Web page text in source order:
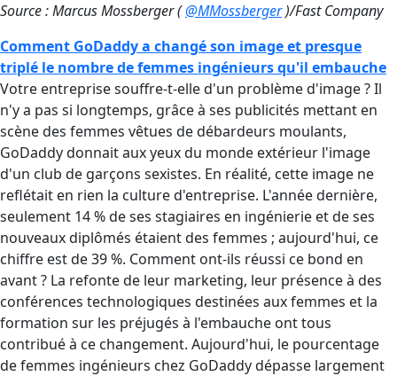
Source : Marcus Mossberger (@MMossberger)/Fast Company
Comment GoDaddy a changé son image et presque
triplé le nombre de femmes ingénieurs qu'il embauche
Votre entreprise souffre-t-elle d'un problème d'image ? Il
n'y a pas si longtemps, grâce à ses publicités mettant en
scène des femmes vêtues de débardeurs moulants,
GoDaddy donnait aux yeux du monde extérieur l'image
d'un club de garçons sexistes. En réalité, cette image ne
reflétait en rien la culture d'entreprise. L'année dernière,
seulement 14 % de ses stagiaires en ingénierie et de ses
nouveaux diplômés étaient des femmes ; aujourd'hui, ce
chiffre est de 39 %. Comment ont-ils réussi ce bond en
avant ? La refonte de leur marketing, leur présence à des
conférences technologiques destinées aux femmes et la
formation sur les préjugés à l'embauche ont tous
contribué à ce changement. Aujourd'hui, le pourcentage
de femmes ingénieurs chez GoDaddy dépasse largement